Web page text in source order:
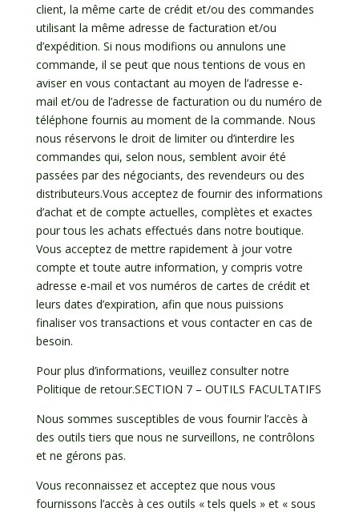
client, la même carte de crédit et/ou des commandes
utilisant la même adresse de facturation et/ou
d’expédition. Si nous modifions ou annulons une
commande, il se peut que nous tentions de vous en
aviser en vous contactant au moyen de l’adresse e-
mail et/ou de l’adresse de facturation ou du numéro de
téléphone fournis au moment de la commande. Nous
nous réservons le droit de limiter ou d’interdire les
commandes qui, selon nous, semblent avoir été
passées par des négociants, des revendeurs ou des
distributeurs.Vous acceptez de fournir des informations
d’achat et de compte actuelles, complètes et exactes
pour tous les achats effectués dans notre boutique.
Vous acceptez de mettre rapidement à jour votre
compte et toute autre information, y compris votre
adresse e-mail et vos numéros de cartes de crédit et
leurs dates d’expiration, afin que nous puissions
finaliser vos transactions et vous contacter en cas de
besoin.
Pour plus d’informations, veuillez consulter notre
Politique de retour.SECTION 7 – OUTILS FACULTATIFS
Nous sommes susceptibles de vous fournir l’accès à
des outils tiers que nous ne surveillons, ne contrôlons
et ne gérons pas.
Vous reconnaissez et acceptez que nous vous
fournissons l’accès à ces outils « tels quels » et « sous